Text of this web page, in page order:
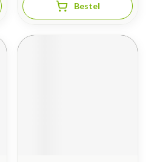
Bestel